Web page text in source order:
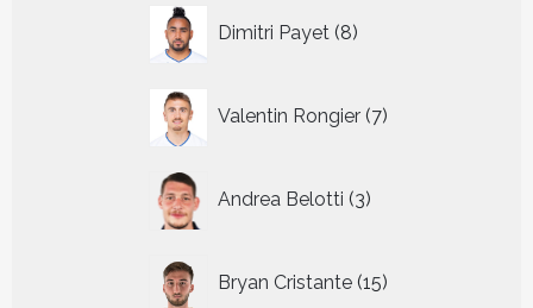
Dimitri Payet 8
producten
Valentin Rongier 7
producten
Andrea Belotti 3
producten
Bryan Cristante 15
producten